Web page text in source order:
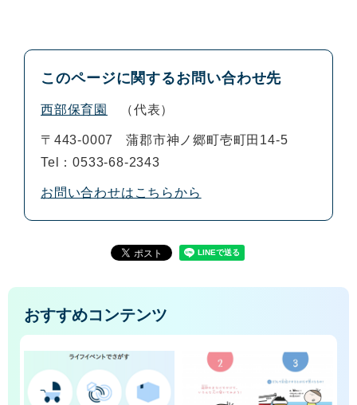
このページに関するお問い合わせ先
西部保育園 代表
〒443-0007
蒲郡市神ノ郷町壱町田14-5
Tel：0533-68-2343
お問い合わせはこちらから
おすすめコンテンツ